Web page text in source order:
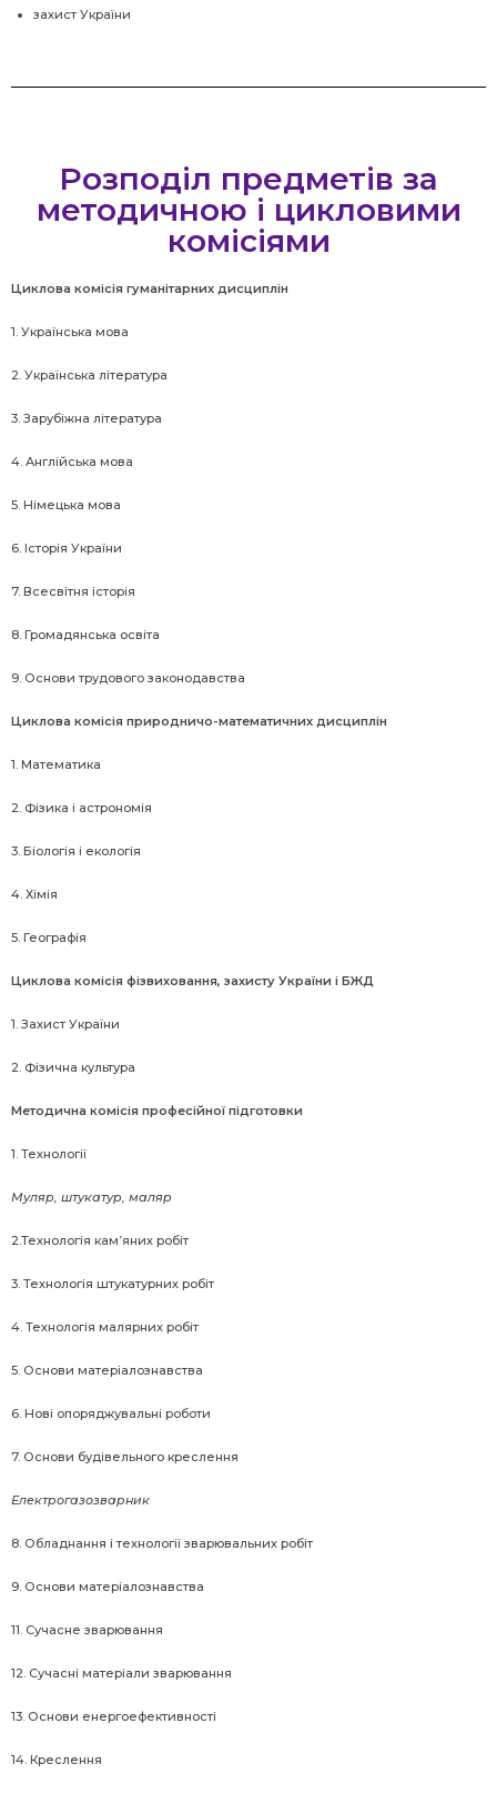
захист України
Розподіл предметів за
методичною і цикловими
комісіями
Циклова комісія гуманітарних дисциплін
1. Українська мова
2. Українська література
3. Зарубіжна література
4. Англійська мова
5. Німецька мова
6. Історія України
7. Всесвітня історія
8. Громадянська освіта
9. Основи трудового законодавства
Циклова комісія природничо-математичних дисциплін
1. Математика
2. Фізика і астрономія
3. Біологія і екологія
4. Хімія
5. Географія
Циклова комісія фізвиховання, захисту України і БЖД
1. Захист України
2. Фізична культура
Методична комісія професійної підготовки
1. Технології
Муляр, штукатур, маляр
2.Технологія кам’яних робіт
3. Технологія штукатурних робіт
4. Технологія малярних робіт
5. Основи матеріалознавства
6. Нові опоряджувальні роботи
7. Основи будівельного креслення
Електрогазозварник
8. Обладнання і технології зварювальних робіт
9. Основи матеріалознавства
11. Сучасне зварювання
12. Сучасні матеріали зварювання
13. Основи енергоефективності
14. Креслення